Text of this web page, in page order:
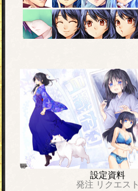
設定資料
発注 リクエスト